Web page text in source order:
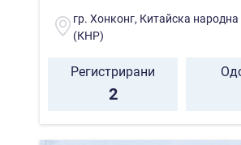
гр. Хонконг, Китайска
(КНР)
Регистрирани
2